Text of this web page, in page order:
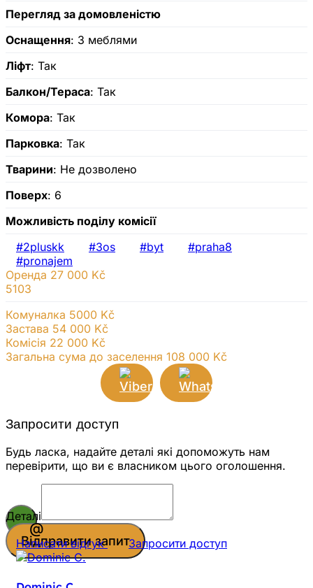
Перегляд за домовленістю
Оснащення: З меблями
Ліфт: Так
Балкон/Тераса: Так
Комора: Так
Парковка: Так
Тварини: Не дозволено
Поверх: 6
Можливість поділу комісії
#2pluskk
#3os #byt
#praha8
#pronajem
Комуналка 5000 Kč
Застава 54 000 Kč
Комісія 22 000 Kč
Оренда 27 000 Kč
Загальна сума до заселення 108 000 Kč
5103
Запросити доступ
Будь ласка, надайте деталі які допоможуть нам
перевірити, що ви є власником цього оголошення.
Деталі
Відправити запит
Написати відгук Запросити доступ